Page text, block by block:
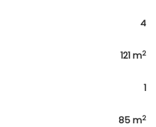
4
121 m2
1
85 m2